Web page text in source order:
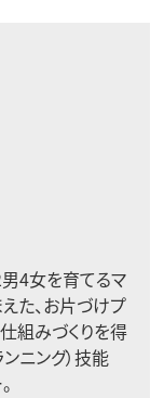
4女を育てるマ
た、お片づけプ
組みづくりを得
ニング）技能